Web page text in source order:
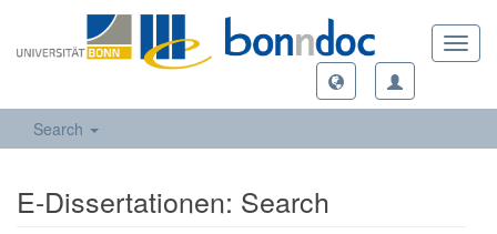
Search
E-Dissertationen: Search